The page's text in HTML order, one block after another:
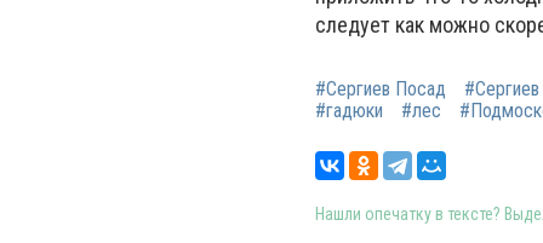
следует как можно
#Сергиев Посад
#гадюки
#лес
Нашли опечатку в тексте?